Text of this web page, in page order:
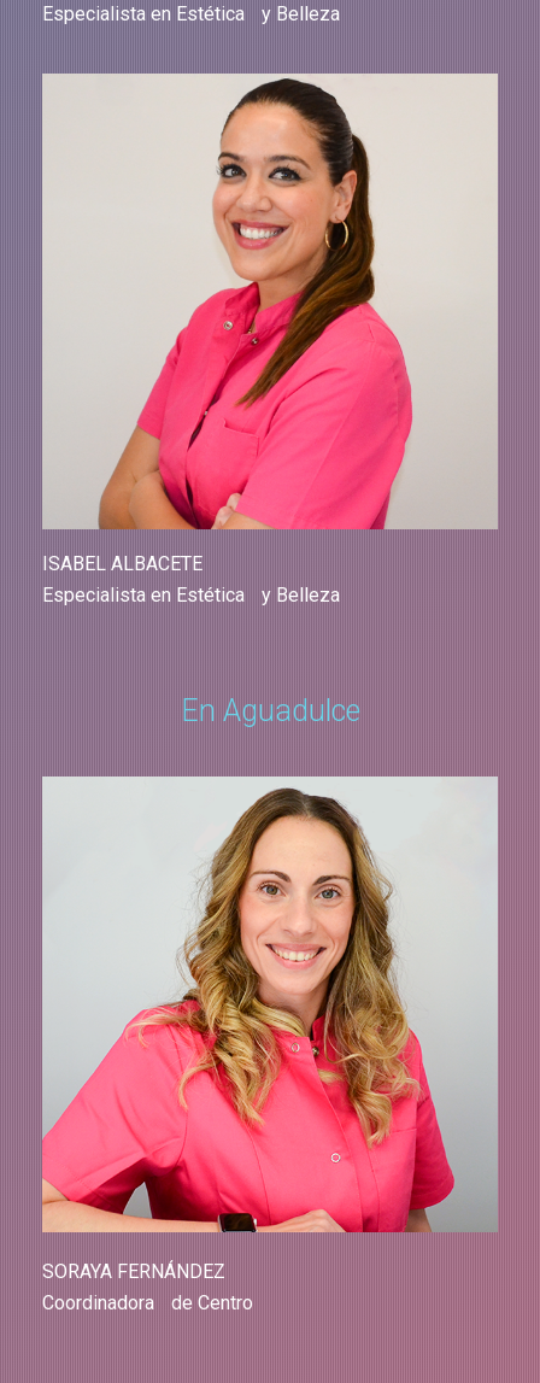
Especialista en Estética y Belleza
ISABEL ALBACETE
Especialista en Estética y Belleza
En Aguadulce
SORAYA FERNÁNDEZ
Coordinadora de Centro